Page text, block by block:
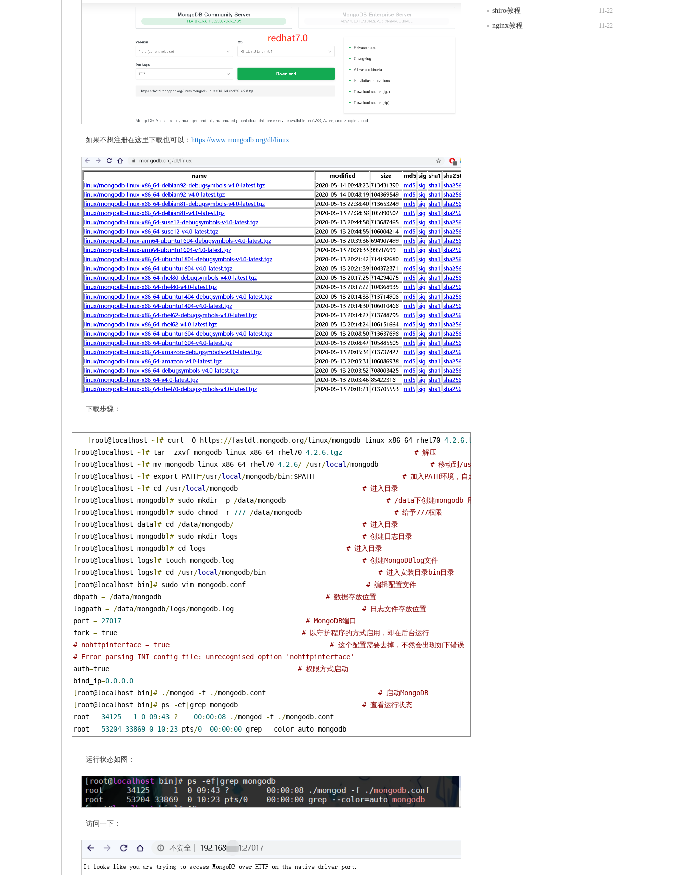
如果不想注册在这里下载也可以： https://www.mongodb.org/dl/linux
下载步骤：
[ root@localhost ~]# curl -O https ://fastdl .mongodb. org/linux/mongodb-linux-x86_64- rhel70-4.2. 6.tgz
[ root@localhost ~]# tar -zxvf mongodb-linux-x86_64- rhel70-4.2. 6.tgz
# 解压
[ root@localhost ~]# mv mongodb-linux-x86_64- rhel70-4.2. 6/ /usr/local /mongodb # 移动到/usr/local/mongodb
[ root@localhost ~]# export PATH=/usr/local /mongodb/bin: $PATH # 加入PATH环境，自定义路径记得更换
[ root@localhost ~]# cd /usr/local /mongodb # 进入目录
[ root@localhost mongodb]# sudo mkdir -p /data/mongodb # /data下创建mongodb 用于存放MongoDB数据
[ root@localhost mongodb]# sudo chmod - r 777 /data/mongodb # 给予777权限
[ root@localhost data]# cd /data/mongodb/
# 进入目录
[ root@localhost mongodb]# sudo mkdir logs # 创建日志目录
[ root@localhost mongodb]# cd logs # 进入目录
[ root@localhost logs]# touch mongodb. log # 创建MongoDBlog文件
[ root@localhost logs]# cd /usr/local /mongodb/bin # 进入安装目录bin目录
[ root@localhost bin]# sudo vim mongodb. conf # 编辑配置文件
dbpath = /data/mongodb # 数据存放位置
logpath = /data/mongodb/logs/mongodb. log # 日志文件存放位置
port = 27017
# MongoDB端口
fork = true # 以守护程序的方式启用，即在后台运行
# nohttpinterface = true                                        # 这个配置需要去掉，不然会出现如下错误
# Error parsing INI config file: unrecognised option 'nohttpinterface'
auth=true # 权限方式启动
bind_ip=0.0. 0.0
[ root@localhost bin]# ./mongod -f ./mongodb. conf # 启动MongoDB
[ root@localhost bin]# ps -ef grep mongodb # 查看运行状态
root 34125 1 0 09:43 ? 00: 00: 08 ./mongod -f ./mongodb. conf
root 53204 33869 0 10: 23 pts/0 00: 00: 00 grep --color=auto mongodb
运行状态如图：
访问一下：
11-22
shiro教程
11-22
nginx教程